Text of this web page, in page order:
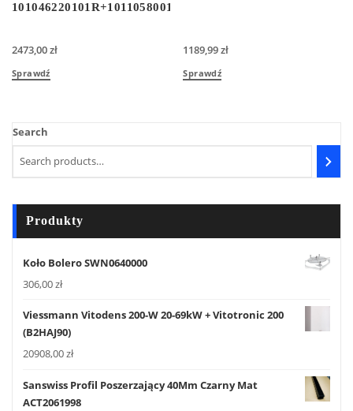
101046220101R+101105800101
2473,00zł
Sprawdź
1189,99zł
Sprawdź
Search
Produkty
Koło Bolero SWN0640000
306,00zł
Viessmann Vitodens 200-W 20-69kW + Vitotronic 200
(B2HAJ90)
20908,00zł
Sanswiss Profil Poszerzający 40Mm Czarny Mat
ACT2061998